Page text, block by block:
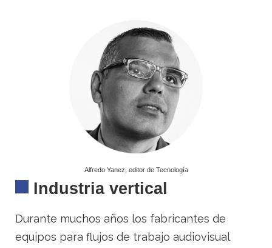
Alfredo Yanez, editor de Tecnología
Industria vertical
Durante muchos años los fabricantes de
equipos para flujos de trabajo audiovisual